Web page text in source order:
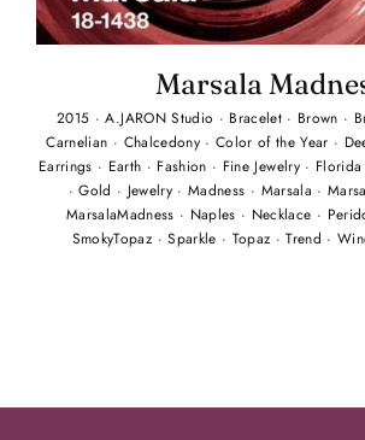
Marsala
2015 ·A.JARON Studio · Bracelet · Brown ·
Carnelian · Chalcedony · Color of the Year ·
Earrings · Earth · Fashion · Fine Jewelry · Florida
·Gold · Jewelry ·Madness · Marsala ·
MarsalaMadness · Naples · Necklace ·
SmokyTopaz ·Sparkle · Topaz ·Trend ·